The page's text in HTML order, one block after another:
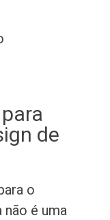
de
o
não é uma